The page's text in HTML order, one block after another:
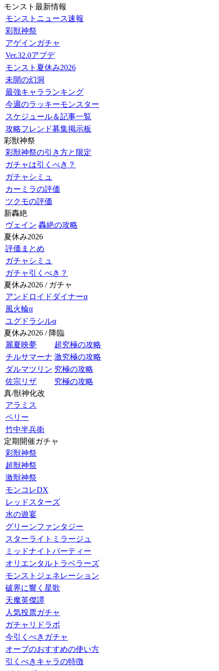
モンスト最新情報
モンストニュース速報
彩獣神祭
アゲインガチャ
Ver.32.0アプデ
モンスト夏休み2026
未開の幻洞
最強キャラランキング
今週のラッキーモンスター
スケジュール＆記事一覧
攻略フレンド募集掲示板
彩獣神祭
彩獣神祭の引き方と限定
ガチャは引くべき？
ガチャシミュ
カーミラの評価
ツクモの評価
新轟絶
ヴェイン 轟絶の攻略
夏休み2026
評価まとめ
ガチャシミュ
ガチャ引くべき？
夏休み2026 / ガチャ
アンドロイドダイナーα
風火輪α
ユグドラシルα
夏休み2026 / 降臨
麗夏映夢
超究極の攻略
チルサマーナ 激究極の攻略
ダルマツリン 究極の攻略
佐宗リザ
究極の攻略
真/獣神化改
アラミス
ペリー
竹中半兵衛
定期開催ガチャ
彩獣神祭
超獣神祭
激獣神祭
モンコレDX
レッドスターズ
水の遊宴
グリーンファンタジー
スターライトミラージュ
ミッドナイトパーティー
オリエンタルトラベラーズ
モンストジェネレーション
破界に響く星歌
天魔英傑譚
人気投票ガチャ
ガチャリドラボ
今引くべきガチャ
オーブのおすすめの使い方
引くべきキャラの特徴